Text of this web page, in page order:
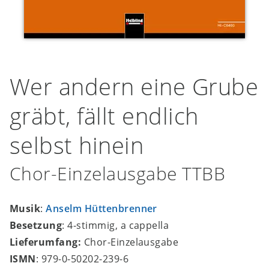
Wer andern eine Grube
gräbt, fällt endlich
selbst hinein
Chor-Einzelausgabe TTBB
Musik:Anselm Hüttenbrenner
Besetzung: 4-stimmig, a cappella
Lieferumfang: Chor-Einzelausgabe
ISMN: 979-0-50202-239-6